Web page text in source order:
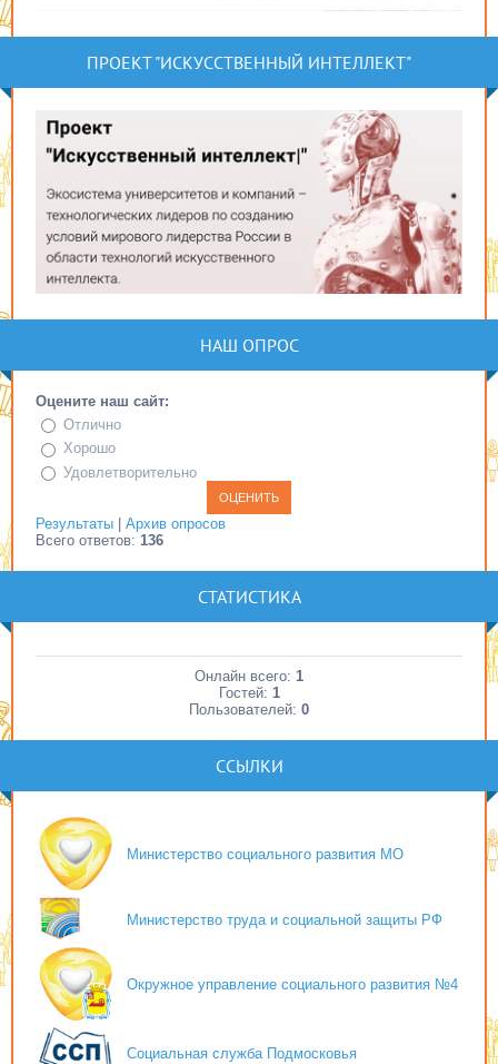
ПРОЕКТ "ИСКУССТВЕННЫЙ ИНТЕЛЛЕКТ"
НАШ ОПРОС
Оцените наш сайт:
Отлично
Хорошо
Удовлетворительно
Результаты
Архив опросов
Всего ответов: 136
СТАТИСТИКА
Онлайн всего: 1
Гостей: 1
Пользователей: 0
ССЫЛКИ
Министерство социального развития МО
Министерство труда и социальной защиты РФ
Окружное управление социального развития №4
Социальная служба Подмосковья